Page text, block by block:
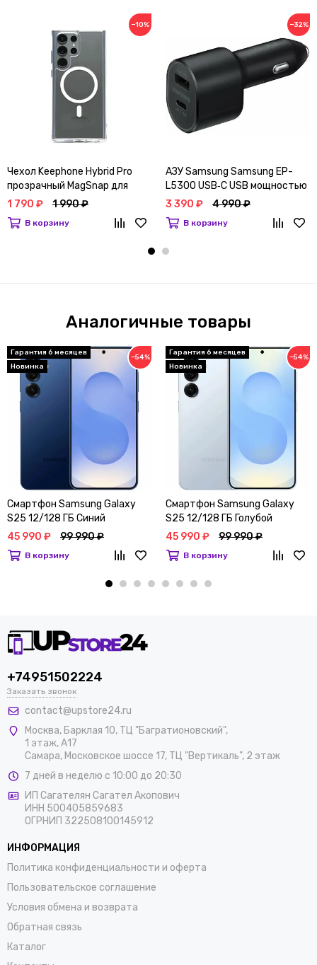
−10%
Чехол Keephone Hybrid Pro
прозрачный MagSnap для
Samsung Galaxy S25 Ultra
1 790 ₽ 1 990 ₽
В корзину
−32%
АЗУ Samsung Samsung EP-
L5300 USB‑C USB мощностью
45 Вт Черный
3 390 ₽ 4 990 ₽
В корзину
Аналогичные товары
Гарантия 6 месяцев
Новинка
−54%
Смартфон Samsung Galaxy
S25 12/128 ГБ Синий
45 990 ₽
99 990 ₽
В корзину
Гарантия 6 месяцев
Новинка
−54%
Смартфон Samsung Galaxy
S25 12/128 ГБ Голубой
45 990 ₽
99 990 ₽
В корзину
+74951502224
Заказать звонок
contact@upstore24.ru
Москва, Барклая 10, ТЦ "Багратионовский",
1 этаж, А17
Самара, Московское шоссе 17, ТЦ "Вертикаль", 2 этаж
7 дней в неделю с 10:00 до 20:30
ИП Сагателян Сагател Акопович
ИНН 500405859683
ОГРНИП 322508100145912
ИНФОРМАЦИЯ
Политика конфиденциальности и оферта
Пользовательское соглашение
Условия обмена и возврата
Обратная связь
Каталог